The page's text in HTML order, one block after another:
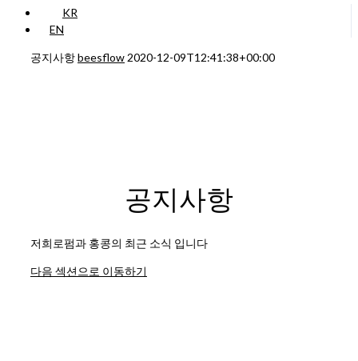
KR
EN
공지사항beesflow 2020-12-09T12:41:38+00:00
공지사항
저희로펌과 홍콩의 최근 소식 입니다
다음 섹션으로 이동하기